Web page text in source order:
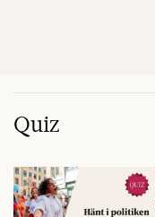
Quiz